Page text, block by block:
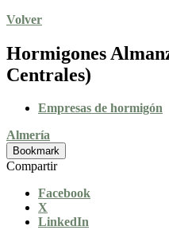
Volver
Hormigones
Centrales)
Empresas de hormigón
Almería
Bookmark
Compartir
Facebook
X
LinkedIn